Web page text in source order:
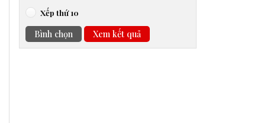
Xếp thứ 10
Bình chọn Xem kết quả